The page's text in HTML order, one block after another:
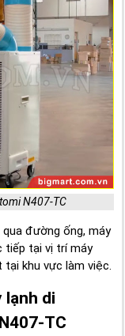
N407-TC
đường ống, máy
tiếp tại vị trí máy
khu vực làm việc.
lạnh di
TC